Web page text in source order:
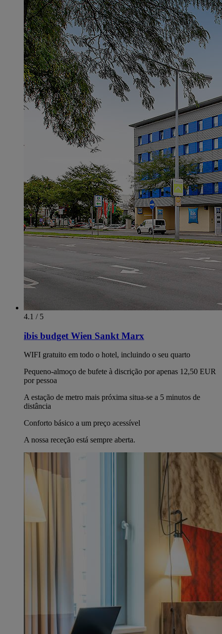
4.1 / 5
ibis budget Wien Sankt Marx
WIFI gratuito em todo o hotel, incluindo o seu quarto
Pequeno-almoço de bufete à discrição por apenas 12,50 EUR
por pessoa
A estação de metro mais próxima situa-se a 5 minutos de
distância
Conforto básico a um preço acessível
A nossa receção está sempre aberta.